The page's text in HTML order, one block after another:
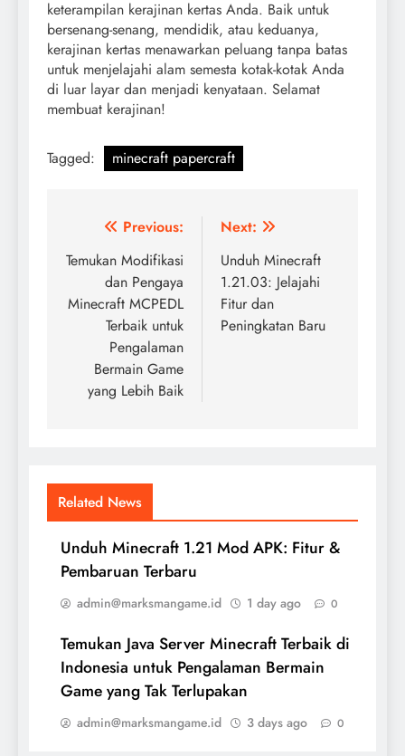
keterampilan kerajinan kertas Anda. Baik untuk
bersenang-senang, mendidik, atau keduanya,
kerajinan kertas menawarkan peluang tanpa batas
untuk menjelajahi alam semesta kotak-kotak Anda
di luar layar dan menjadi kenyataan. Selamat
membuat kerajinan!
Tagged: minecraft papercraft
Post
navigation
Previous:
Temukan Modifikasi
dan Pengaya
Minecraft MCPEDL
Terbaik untuk
Pengalaman
Bermain Game
yang Lebih Baik
Next:
Unduh Minecraft
1.21.03: Jelajahi
Fitur dan
Peningkatan Baru
Related News
Unduh Minecraft 1.21 Mod APK: Fitur &
Pembaruan Terbaru
admin@marksmangame.id 1 day ago 0
Temukan Java Server Minecraft Terbaik di
Indonesia untuk Pengalaman Bermain
Game yang Tak Terlupakan
admin@marksmangame.id 3 days ago 0